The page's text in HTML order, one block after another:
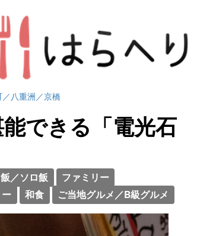
八重洲／京橋
できる「電光石
／ソロ飯
ファミリー
和食 ご当地グルメ／B級グルメ